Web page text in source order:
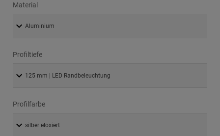
Material
Profiltiefe
Profilfarbe